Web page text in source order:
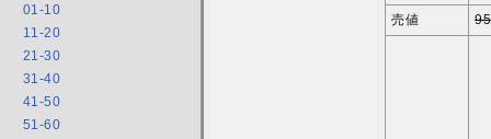
01-10
11-20
21-30
31-40
41-50
51-60
売値